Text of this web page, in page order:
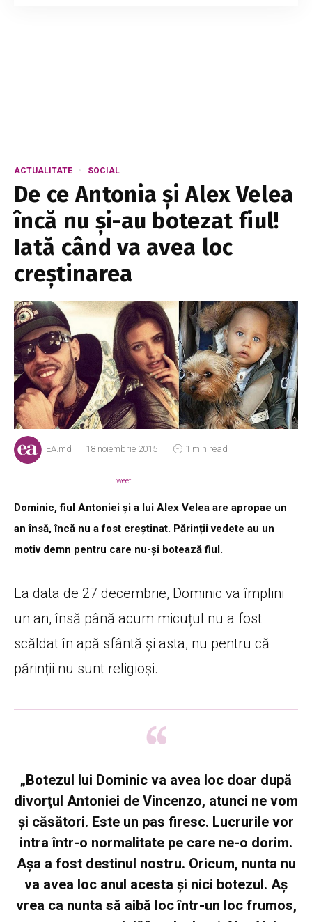
ACTUALITATE SOCIAL
De ce Antonia și Alex Velea
încă nu și-au botezat fiul!
Iată când va avea loc
creștinarea
EA.md 18 noiembrie 2015 1 min read
Tweet
Dominic, fiul Antoniei și a lui Alex Velea are apropae un
an însă, încă nu a fost creștinat. Părinții vedete au un
motiv demn pentru care nu-și botează fiul.
La data de 27 decembrie, Dominic va împlini
un an, însă până acum micuțul nu a fost
scăldat în apă sfântă și asta, nu pentru că
părinții nu sunt religioși.
„Botezul lui Dominic va avea loc doar după
divorţul Antoniei de Vincenzo, atunci ne vom
şi căsători. Este un pas firesc. Lucrurile vor
intra într-o normalitate pe care ne-o dorim.
Aşa a fost destinul nostru. Oricum, nunta nu
va avea loc anul acesta şi nici botezul. Aş
vrea ca nunta să aibă loc într-un loc frumos,